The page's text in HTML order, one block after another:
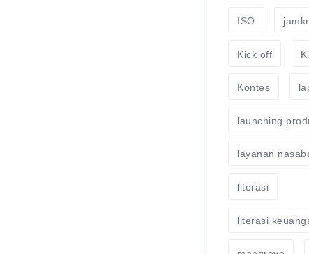
ISO
Kick off
Kontes
launching
layanan
literasi
literasi